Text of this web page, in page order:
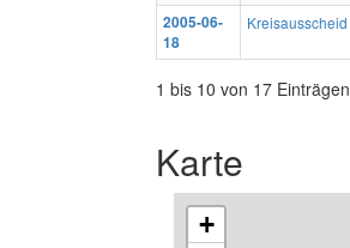
2005-06-
18
Kreisausscheid
1 bis 10 von 17 Einträgen
Karte
+